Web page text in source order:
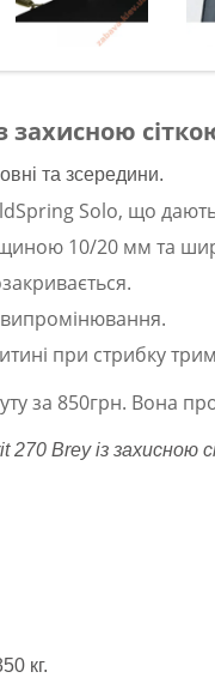
захисною
та зсередини.
Solo, що
10/20 мм та
при стрибку
за 850грн. Вона
Brey із захисною
кг.